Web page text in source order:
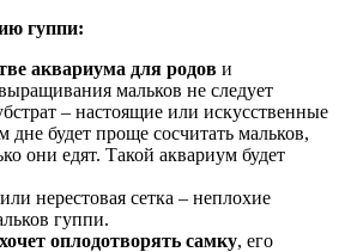
гуппи:
аквариума для родов и
мальков не следует
– настоящие или искусственные
будет проще сосчитать мальков,
они едят. Такой аквариум будет
или нерестовая сетка – неплохие
гуппи.
оплодотворять самку, его